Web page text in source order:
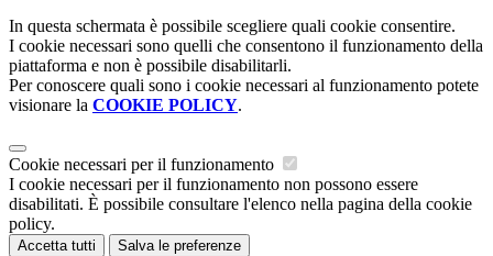
In questa schermata è possibile scegliere quali cookie consentire.
I cookie necessari sono quelli che consentono il funzionamento della
piattaforma e non è possibile disabilitarli.
Per conoscere quali sono i cookie necessari al funzionamento potete
visionare la COOKIE POLICY.
Cookie necessari per il funzionamento
I cookie necessari per il funzionamento non possono essere
disabilitati. È possibile consultare l'elenco nella pagina della cookie
policy.
Accetta tutti Salva le preferenze